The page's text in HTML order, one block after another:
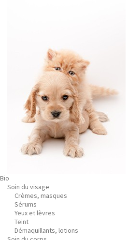
Bio
Soin du visage
Crèmes, masques
Sérums
Yeux et lèvres
Teint
Démaquillants, lotions